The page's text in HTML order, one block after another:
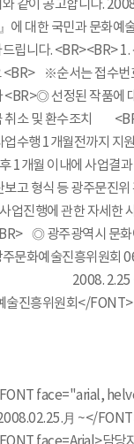
같이 공고합니다.
에 대한 국민과 문화예
립니다. <BR><BR>
※순서는 접수번
<BR>◎ 선정된 작품에
취소 및 환수조치
업수행 1개월전까지 지
1개월 이내에 사업결
보고 형식 등 광주문진위
업진행에 관한 자세한
◎ 광주광역시 문
문화예술진흥위원회
2008. 2.25
흥위원회</
face="arial,
月 ~</